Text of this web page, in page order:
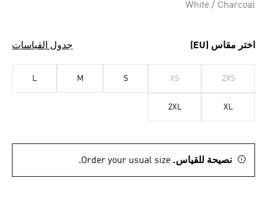
White / Charcoal
اختر مقاس (EU) جدول القياسات
2XS
XS
S
M
L
XL
2XL
نصيحة للقياس. Order your usual size.